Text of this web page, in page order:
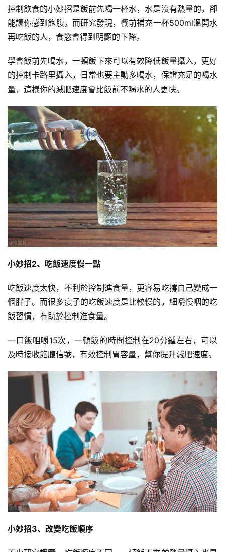
減
脂
劃
有
氧
運
訓
心
力
量
訓
練
增
肌
計
控制飲食的小妙招是飯前先喝一杯水，水是沒有熱量的，卻
能讓你感到飽腹。而研究發現，餐前補充一杯500ml溫開水
再吃飯的人，食慾會得到明顯的下降。
學會飯前先喝水，一頓飯下來可以有效降低飯量攝入，更好
的控制卡路里攝入，日常也要主動多喝水，保證充足的喝水
量，這樣你的減肥速度會比飯前不喝水的人更快。
小妙招2、吃飯速度慢一點
吃飯速度太快，不利於控制進食量，更容易吃撐自己變成一
個胖子。而很多瘦子的吃飯速度是比較慢的，細嚼慢咽的吃
飯習慣，有助於控制進食量。
一口飯咀嚼15次，一頓飯的時間控制在20分鍾左右，可以
及時接收飽腹信號，有效控制胃容量，幫你提升減肥速度。
小妙招3、改變吃飯順序